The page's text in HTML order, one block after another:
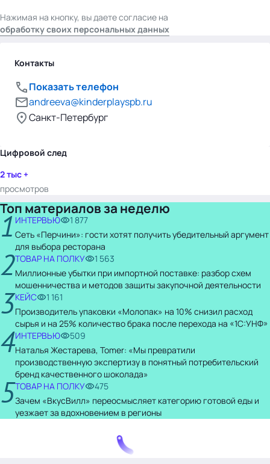
Нажимая на кнопку, вы даете согласие на
обработку своих персональных данных
Контакты
Показать телефон
andreeva@kinderplayspb.ru
Санкт-Петербург
Цифровой след
2 тыс +
просмотров
Топ материалов за неделю
1 ИНТЕРВЬЮ
1 877
Сеть «Перчини»: гости хотят получить убедительный аргумент
для выбора ресторана
2ТОВАР НА ПОЛКУ
1 563
Миллионные убытки при импортной поставке: разбор схем
мошенничества и методов защиты закупочной деятельности
3КЕЙС
1 161
Производитель упаковки «Молопак» на 10% снизил расход
сырья и на 25% количество брака после перехода на «1С:УНФ»
4ИНТЕРВЬЮ
509
Наталья Жестарева, Tomer: «Мы превратили
производственную экспертизу в понятный потребительский
бренд качественного шоколада»
5ТОВАР НА ПОЛКУ
475
Зачем «ВкусВилл» переосмысляет категорию готовой еды и
уезжает за вдохновением в регионы